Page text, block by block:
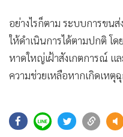
• ชุมชน-คุณภาพชีวิต
• อาชญากรรม
• Motoring
• เกม
• SMEs